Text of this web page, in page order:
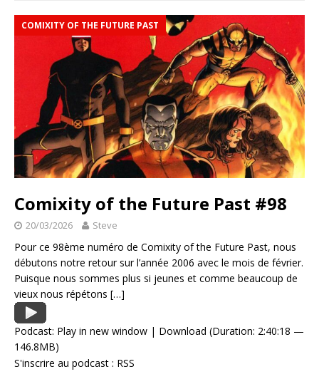
COMIXITY OF THE FUTURE PAST
Comixity of the Future Past #98
20/03/2026 Steve
Pour ce 98ème numéro de Comixity of the Future Past, nous
débutons notre retour sur l’année 2006 avec le mois de février.
Puisque nous sommes plus si jeunes et comme beaucoup de
vieux nous répétons […]
Podcast: Play in new window | Download (Duration: 2:40:18 —
146.8MB)
S'inscrire au podcast : RSS